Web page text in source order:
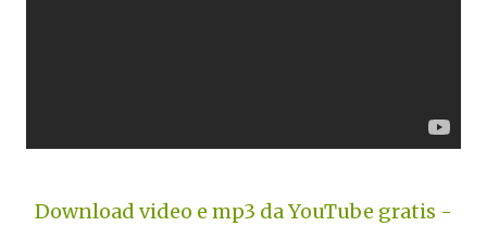
Download video e mp3 da YouTube gratis -